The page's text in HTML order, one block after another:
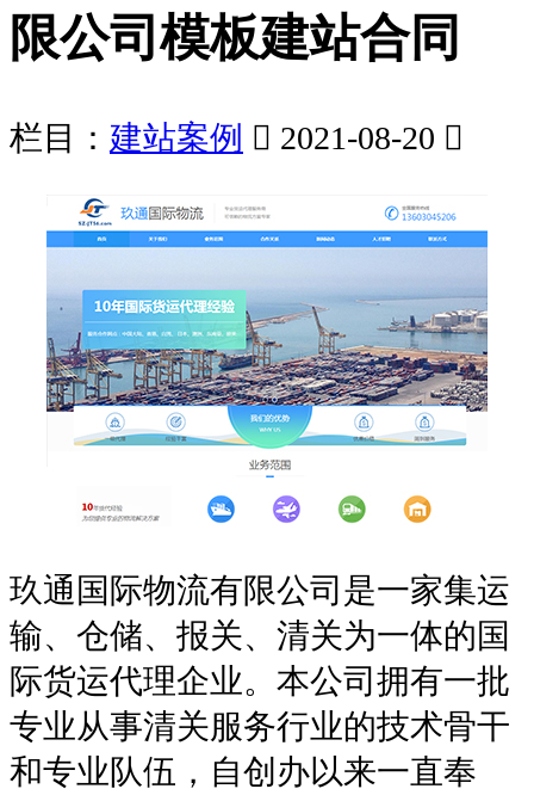
限公司模板建站合同
栏目： 建站案例  2021-08-20 
玖通国际物流有限公司是一家集运
输、仓储、报关、清关为一体的国
际货运代理企业。本公司拥有一批
专业从事清关服务行业的技术骨干
和专业队伍，自创办以来一直奉